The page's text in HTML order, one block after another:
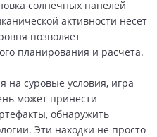
солнечных панелей
активности несёт
позволяет
планирования и расчёта.
на суровые условия, игра
может принести
обнаружить
Эти находки не просто